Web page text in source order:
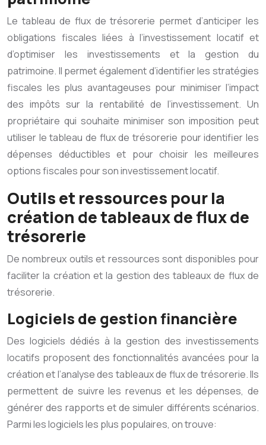
Le tableau de flux de trésorerie permet d’anticiper les
obligations fiscales liées à l’investissement locatif et
d’optimiser les investissements et la gestion du
patrimoine. Il permet également d’identifier les stratégies
fiscales les plus avantageuses pour minimiser l’impact
des impôts sur la rentabilité de l’investissement. Un
propriétaire qui souhaite minimiser son imposition peut
utiliser le tableau de flux de trésorerie pour identifier les
dépenses déductibles et pour choisir les meilleures
options fiscales pour son investissement locatif.
Outils et ressources pour la
création de tableaux de flux de
trésorerie
De nombreux outils et ressources sont disponibles pour
faciliter la création et la gestion des tableaux de flux de
trésorerie.
Logiciels de gestion financière
Des logiciels dédiés à la gestion des investissements
locatifs proposent des fonctionnalités avancées pour la
création et l’analyse des tableaux de flux de trésorerie. Ils
permettent de suivre les revenus et les dépenses, de
générer des rapports et de simuler différents scénarios.
Parmi les logiciels les plus populaires, on trouve: